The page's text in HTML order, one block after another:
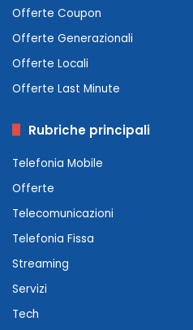
Offerte Coupon
Offerte Generazionali
Offerte Locali
Offerte Last Minute
Rubriche principali
Telefonia Mobile
Offerte
Telecomunicazioni
Telefonia Fissa
Streaming
Servizi
Tech